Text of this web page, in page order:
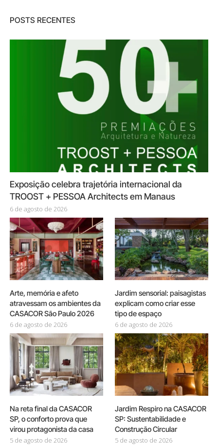
POSTS RECENTES
Exposição celebra trajetória internacional da
TROOST + PESSOA Architects em Manaus
6 de agosto de 2026
Arte, memória e afeto
atravessam os ambientes da
CASACOR São Paulo 2026
6 de agosto de 2026
Jardim sensorial: paisagistas
explicam como criar esse
tipo de espaço
6 de agosto de 2026
Na reta final da CASACOR
SP, o conforto prova que
virou protagonista da casa
5 de agosto de 2026
Jardim Respiro na CASACOR
SP: Sustentabilidade e
Construção Circular
5 de agosto de 2026